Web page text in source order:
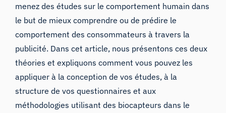
menez des études sur le comportement humain dans
le but de mieux comprendre ou de prédire le
comportement des consommateurs à travers la
publicité. Dans cet article, nous présentons ces deux
théories et expliquons comment vous pouvez les
appliquer à la conception de vos études, à la
structure de vos questionnaires et aux
méthodologies utilisant des biocapteurs dans le